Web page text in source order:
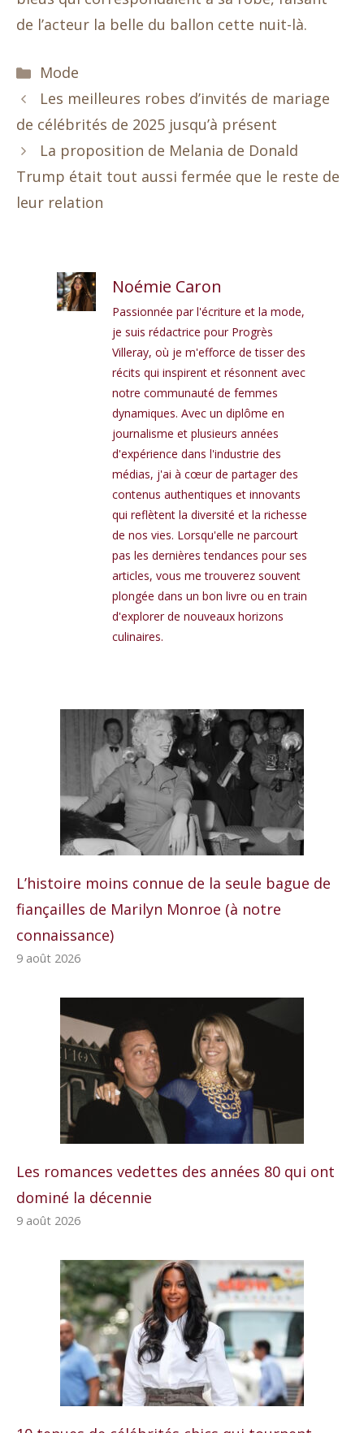
de l’acteur la belle du ballon cette nuit-là.
Catégories
Mode
Les meilleures robes d’invités de mariage
de célébrités de 2025 jusqu’à présent
La proposition de Melania de Donald
Trump était tout aussi fermée que le reste de
leur relation
Noémie Caron
Passionnée par l'écriture et la mode,
je suis rédactrice pour Progrès
Villeray, où je m'efforce de tisser des
récits qui inspirent et résonnent avec
notre communauté de femmes
dynamiques. Avec un diplôme en
journalisme et plusieurs années
d'expérience dans l'industrie des
médias, j'ai à cœur de partager des
contenus authentiques et innovants
qui reflètent la diversité et la richesse
de nos vies. Lorsqu'elle ne parcourt
pas les dernières tendances pour ses
articles, vous me trouverez souvent
plongée dans un bon livre ou en train
d'explorer de nouveaux horizons
culinaires.
L’histoire moins connue de la seule bague de
fiançailles de Marilyn Monroe (à notre
connaissance)
9 août 2026
Les romances vedettes des années 80 qui ont
dominé la décennie
9 août 2026